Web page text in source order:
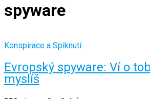
spyware
Konspirace a Spiknutí
Evropský spyware: Ví o
myslíš